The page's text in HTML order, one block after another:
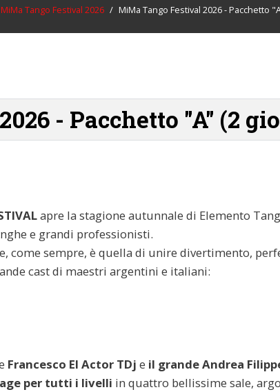
Tango Festival 2026 / MiMa Tango Festival 2026 - Pacchetto
- Pacchetto "A" (2
apre la stagione autunnale di Elemento
e grandi professionisti.
come sempre, è quella di unire divertimento,
cast di maestri argentini e italiani:
Francesco El Actor TDj e il grandeAndrea
per tutti i livelli in quattro bellissime sale,